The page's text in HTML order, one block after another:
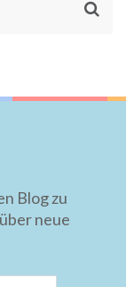
Blog zu
neue